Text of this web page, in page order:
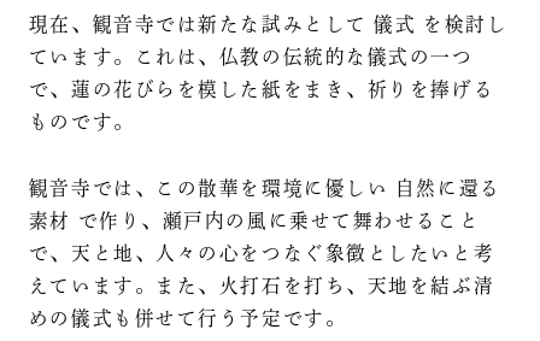
現在、観音寺では新たな試みとして 儀式 を検討し
ています。これは、仏教の伝統的な儀式の一つ
で、蓮の花びらを模した紙をまき、祈りを捧げる
ものです。
観音寺では、この散華を環境に優しい 自然に還る
素材 で作り、瀬戸内の風に乗せて舞わせること
で、天と地、人々の心をつなぐ象徴としたいと考
えています。また、火打石を打ち、天地を結ぶ清
めの儀式も併せて行う予定です。